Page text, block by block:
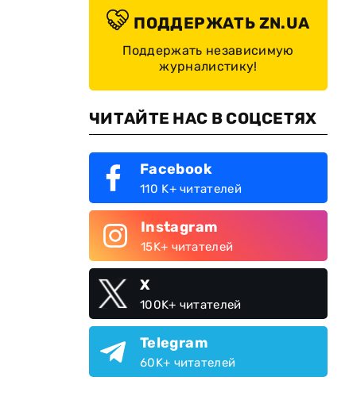
ПОДДЕРЖАТЬ ZN.UA
Поддержать независимую
журналистику!
ЧИТАЙТЕ НАС В СОЦСЕТЯХ
Facebook
110 K+ читателей
Instagram
15K+ читателей
X
100K+ читателей
Telegram
60K+ читателей